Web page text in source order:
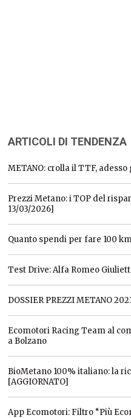
ARTICOLI DI TENDENZA
METANO: crolla il TTF, adesso
Prezzi Metano: i TOP del
13/03/2026]
Quanto spendi per fare 100
Test Drive: Alfa Romeo
DOSSIER PREZZI METANO
Ecomotori Racing Team al
a Bolzano
BioMetano 100% italiano: la
[AGGIORNATO]
App Ecomotori: Filtro “Più